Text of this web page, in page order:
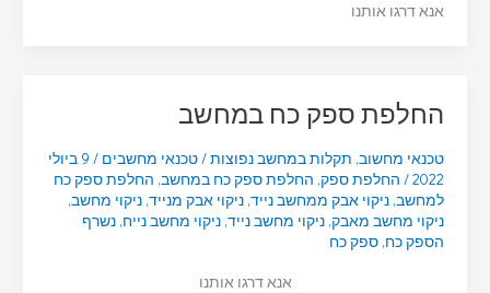
אנא דרגו אותנו
החלפת ספק כח במחשב
טכנאי מחשוב, תקלות במחשב נפוצות/טכנאי מחשבים /
9 ביולי
2022
/ החלפת ספק, החלפת ספק כח במחשב, החלפת ספק כח
למחשב, ניקוי אבק ממחשב נייד, ניקוי אבק מנייד, ניקוי מחשב,
ניקוי מחשב מאבק, ניקוי מחשב נייד, ניקוי מחשב נייח, נשרף
הספק כח, ספק כח
אנא דרגו אותנו